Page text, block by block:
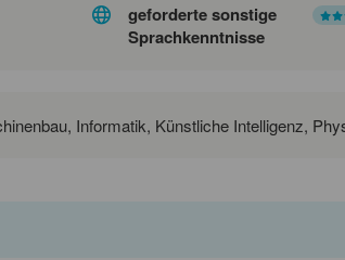
geforderte sonstige
Sprachkenntnisse
Informatik, Künstliche Intelligenz,